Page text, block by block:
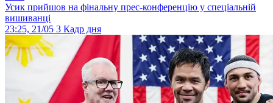
Усик прийшов на фінальну прес-конференцію у спеціальній
вишиванці
23:25, 21/05 3 Кадр дня